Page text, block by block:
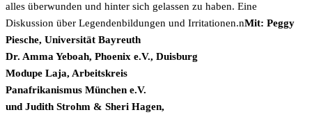
alles überwunden und hinter sich gelassen zu haben. Eine
Diskussion über Legendenbildungen und Irritationen.nMit: Peggy
Piesche, Universität Bayreuth
Dr. Amma Yeboah, Phoenix e.V., Duisburg
Modupe Laja, Arbeitskreis
Panafrikanismus München e.V.
und Judith Strohm & Sheri Hagen,